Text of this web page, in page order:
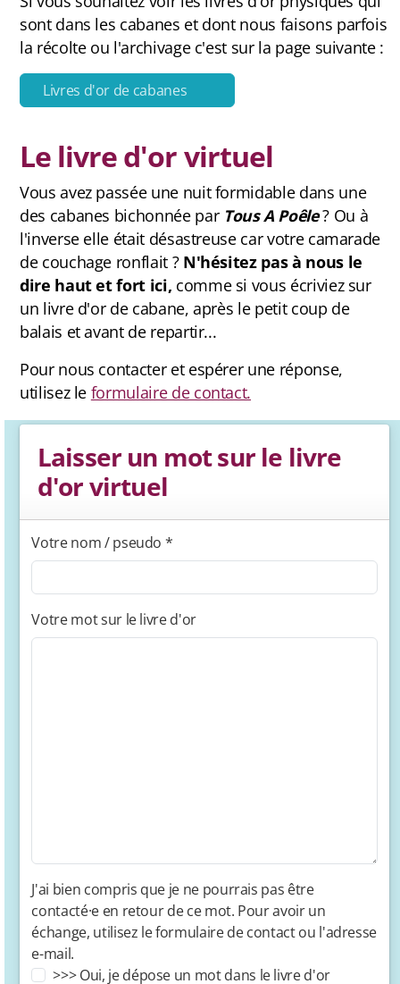
sont dans les cabanes et dont nous faisons parfois
la récolte ou l'archivage c'est sur la page suivante :
Livres d'or de cabanes
Le livre d'or virtuel
Vous avez passée une nuit formidable dans une
des cabanes bichonnée par Tous A Poêle? Ou à
l'inverse elle était désastreuse car votre camarade
de couchage ronflait ? N'hésitez pas à nous le
dire haut et fort ici, comme si vous écriviez sur
un livre d'or de cabane, après le petit coup de
balais et avant de repartir...
Pour nous contacter et espérer une réponse,
utilisez le formulaire de contact.
Laisser un mot sur le livre
d'or virtuel
Votre nom / pseudo *
Votre mot sur le livre d'or
J'ai bien compris que je ne pourrais pas être
contacté·e en retour de ce mot. Pour avoir un
échange, utilisez le formulaire de contact ou l'adresse
e-mail.
>>> Oui, je dépose un mot dans le livre d'or
Bauges
Baronnies Provençales
Beaumont
Belledonne
Capcir-Cerdagne
Ventoux
Vercors
Antenne Beaumont
Antenne Capcir Cerdagne
Antenne Jura
Autour des cabanes
Peinture suédoise
Cuisine